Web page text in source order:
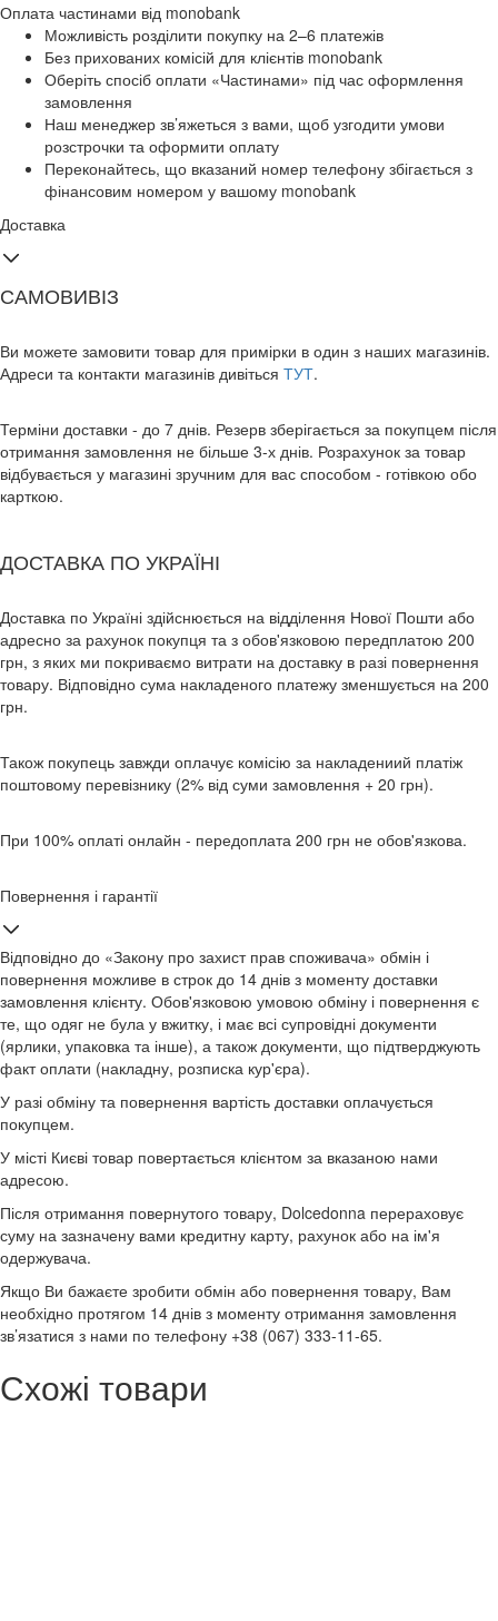
Оплата частинами від monobank
Можливість розділити покупку на 2–6 платежів
Без прихованих комісій для клієнтів monobank
Оберіть спосіб оплати «Частинами» під час оформлення
замовлення
Наш менеджер зв’яжеться з вами, щоб узгодити умови
розстрочки та оформити оплату
Переконайтесь, що вказаний номер телефону збігається з
фінансовим номером у вашому monobank
Доставка
САМОВИВІЗ
Ви можете замовити товар для примірки в один з наших магазинів.
Адреси та контакти магазинів дивіться ТУТ.
Терміни доставки - до 7 днів. Резерв зберігається за покупцем після
отримання замовлення не більше 3-х днів. Розрахунок за товар
відбувається у магазині зручним для вас способом - готівкою обо
карткою.
ДОСТАВКА ПО УКРАЇНІ
Доставка по Україні здійснюється на відділення Нової Пошти або
адресно за рахунок покупця та з обов'язковою передплатою 200
грн, з яких ми покриваємо витрати на доставку в разі повернення
товару. Відповідно сума накладеного платежу зменшується на 200
грн.
Також покупець завжди оплачує комісію за накладениий платіж
поштовому перевізнику (2% від суми замовлення + 20 грн).
При 100% оплаті онлайн - передоплата 200 грн не обов'язкова.
Повернення і гарантії
Відповідно до «Закону про захист прав споживача» обмін і
повернення можливе в строк до 14 днів з моменту доставки
замовлення клієнту. Обов'язковою умовою обміну і повернення є
те, що одяг не була у вжитку, і має всі супровідні документи
(ярлики, упаковка та інше), а також документи, що підтверджують
факт оплати (накладну, розписка кур'єра).
У разі обміну та повернення вартість доставки оплачується
покупцем.
У місті Києві товар повертається клієнтом за вказаною нами
адресою.
Після отримання повернутого товару, Dolcedonna перераховує
суму на зазначену вами кредитну карту, рахунок або на ім'я
одержувача.
Якщо Ви бажаєте зробити обмін або повернення товару, Вам
необхідно протягом 14 днів з моменту отримання замовлення
зв’язатися з нами по телефону +38 (067) 333-11-65.
Схожі товари